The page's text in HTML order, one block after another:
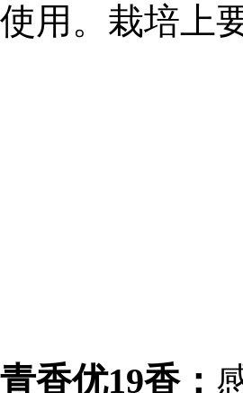
使用。栽培上
青香优19香：